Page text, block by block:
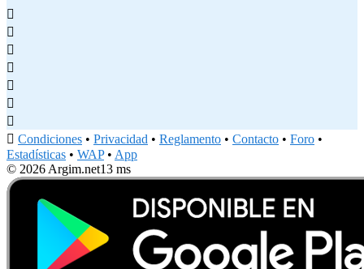







 Condiciones • Privacidad • Reglamento • Contacto • Foro •
Estadísticas • WAP• App
© 2026 Argim.net13 ms